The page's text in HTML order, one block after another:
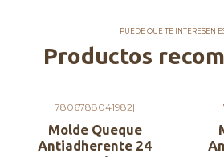
PUEDE QUE TE INTERESEN
Productos
Agotado
7806788041982|
Molde Queque
Antiadherente 24